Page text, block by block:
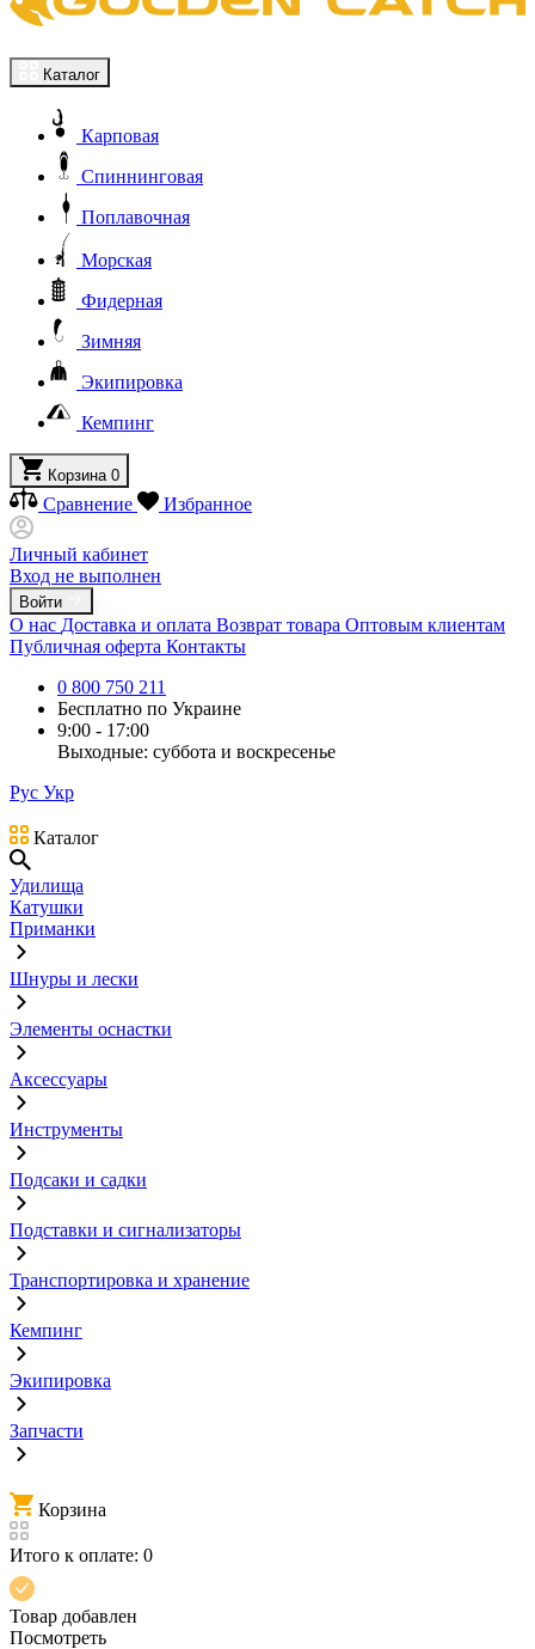
Каталог
Карповая
Спиннинговая
Поплавочная
Морская
Фидерная
Зимняя
Экипировка
Кемпинг
Корзина 0
Сравнение Избранное
Личный кабинет
Вход не выполнен
Войти
О нас Доставка и оплата Возврат товара Оптовым клиентам
Публичная оферта Контакты
0 800 750 211
Бесплатно по Украине
9:00 - 17:00
Выходные: суббота и воскресенье
Рус Укр
Каталог
Удилища
Катушки
Приманки
Шнуры и лески
Элементы оснастки
Аксессуары
Инструменты
Подсаки и садки
Подставки и сигнализаторы
Транспортировка и хранение
Кемпинг
Экипировка
Запчасти
Корзина
Итого к оплате: 0
Товар добавлен
Посмотреть